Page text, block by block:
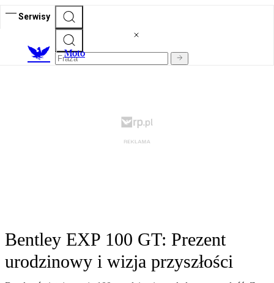
Serwisy
Moto
Bentley EXP 100 GT: Prezent
urodzinowy i wizja przyszłości